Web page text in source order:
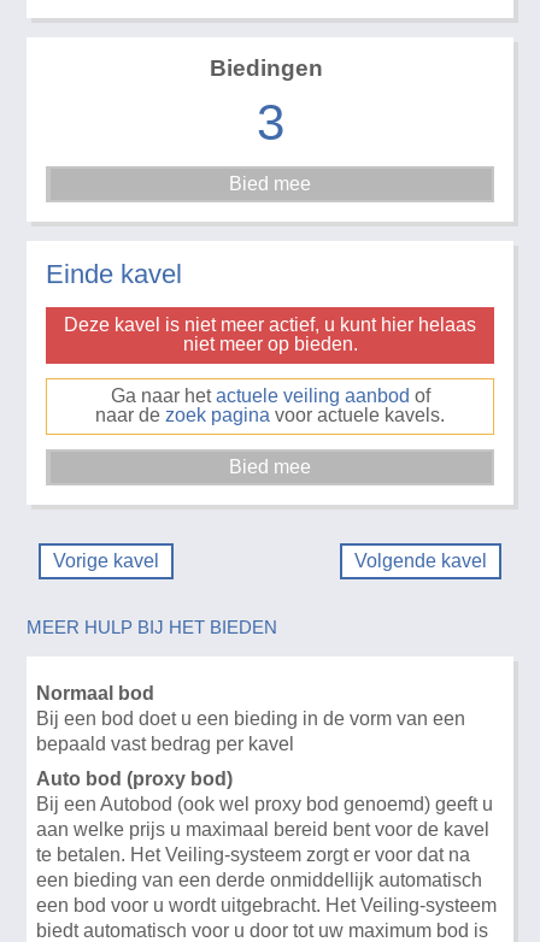
Biedingen
3
Einde kavel
Deze kavel is niet meer actief, u kunt hier helaas
niet meer op bieden.
Ga naar hetactuele veiling aanbod of
naar de zoek pagina voor actuele kavels.
Vorige kavel Volgende kavel
MEER HULP BIJ HET BIEDEN
Normaal bod
Bij een bod doet u een bieding in de vorm van een
bepaald vast bedrag per kavel
Auto bod (proxy bod)
Bij een Autobod (ook wel proxy bod genoemd) geeft u
aan welke prijs u maximaal bereid bent voor de kavel
te betalen. Het Veiling-systeem zorgt er voor dat na
een bieding van een derde onmiddellijk automatisch
een bod voor u wordt uitgebracht. Het Veiling-systeem
biedt automatisch voor u door tot uw maximum bod is